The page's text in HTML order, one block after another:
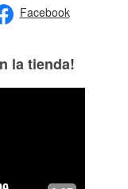
Facebook
la tienda!